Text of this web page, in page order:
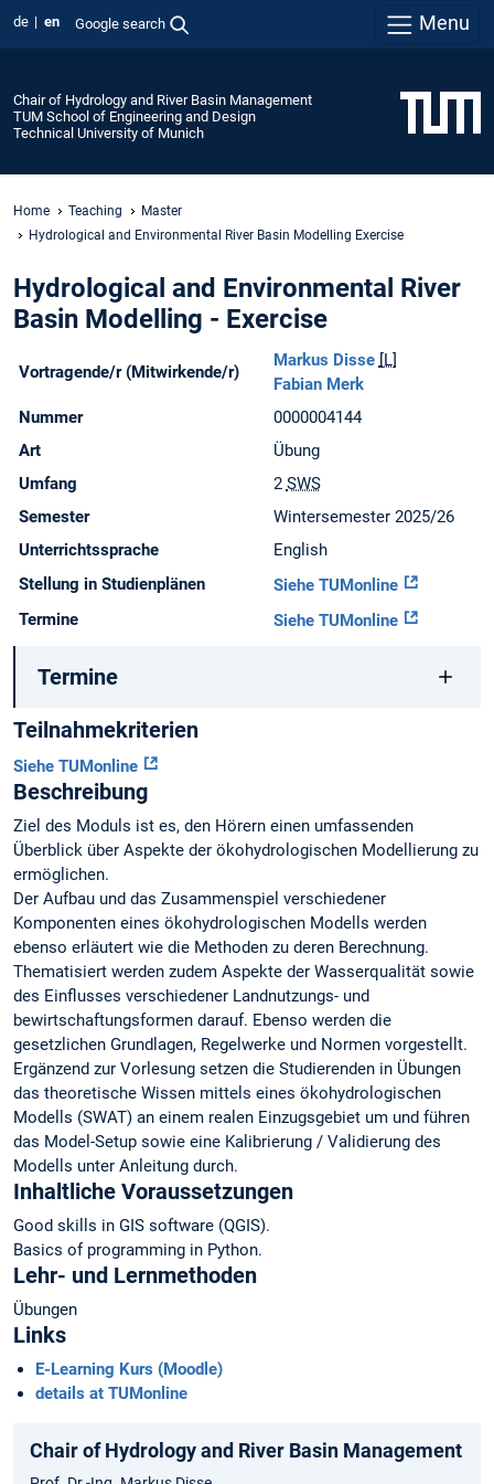
de en Google search Menu
Chair of Hydrology and River Basin Management
TUM School of Engineering and Design
Technical University of Munich
Home Teaching
Master
Hydrological and Environmental River Basin Modelling Exercise
Hydrological and Environmental River
Basin Modelling - Exercise
Vortragende/r (Mitwirkende/r)
Markus Disse [L]
Fabian Merk
Nummer
0000004144
Art
Übung
Umfang
2 SWS
Semester
Wintersemester 2025/26
Unterrichtssprache
English
Stellung in Studienplänen
Siehe TUMonline
Termine
Siehe TUMonline
Termine
Teilnahmekriterien
Siehe TUMonline
Beschreibung
Ziel des Moduls ist es, den Hörern einen umfassenden
Überblick über Aspekte der ökohydrologischen Modellierung zu
ermöglichen.
Der Aufbau und das Zusammenspiel verschiedener
Komponenten eines ökohydrologischen Modells werden
ebenso erläutert wie die Methoden zu deren Berechnung.
Thematisiert werden zudem Aspekte der Wasserqualität sowie
des Einflusses verschiedener Landnutzungs- und
bewirtschaftungsformen darauf. Ebenso werden die
gesetzlichen Grundlagen, Regelwerke und Normen vorgestellt.
Ergänzend zur Vorlesung setzen die Studierenden in Übungen
das theoretische Wissen mittels eines ökohydrologischen
Modells (SWAT) an einem realen Einzugsgebiet um und führen
das Model-Setup sowie eine Kalibrierung / Validierung des
Modells unter Anleitung durch.
Inhaltliche Voraussetzungen
Good skills in GIS software (QGIS).
Basics of programming in Python.
Lehr- und Lernmethoden
Übungen
Links
E-Learning Kurs (Moodle)
details at TUMonline
Chair of Hydrology and River Basin Management